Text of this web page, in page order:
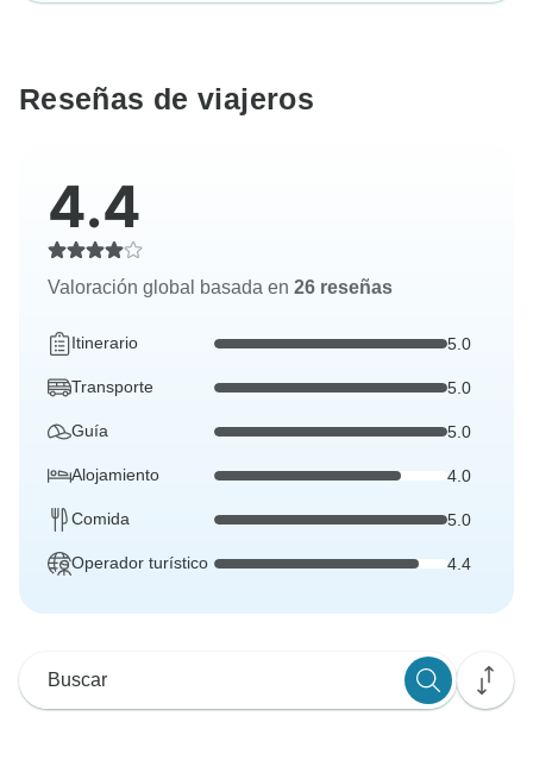
Reseñas de viajeros
4.4
Valoración global basada en 26 reseñas
Itinerario 5.0
Transporte 5.0
Guía 5.0
Alojamiento 4.0
Comida 5.0
Operador turístico 4.4